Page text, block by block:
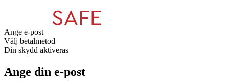
Ange e-post
Välj betalmetod
Din skydd aktiveras
Ange din e-post